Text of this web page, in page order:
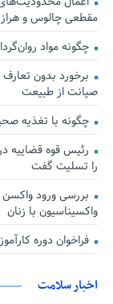
مقطعی چالوس و هراز
چگونه مواد
برخورد بدون
صیانت از طبیعت
چگونه با تغذیه
رئیس قوه قضاییه
را تسلیت گفت
واکسیناسیون با زنان
فراخوان دوره
اخبار سلامت